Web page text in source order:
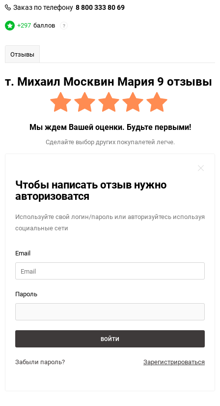
Заказ по телефону 8 800 333 80 69
+297 баллов ?
Отзывы
т. Михаил Москвин Мария 9 отзывы
Мы ждем Вашей оценки. Будьте первыми!
Сделайте выбор других покупалетей легче.
Чтобы написать отзыв нужно
авторизоватся
Используйте свой логин/пароль или авторизуйтесь используя
социальные сети
Email
Пароль
Забыли пароль? Зарегистрироваться